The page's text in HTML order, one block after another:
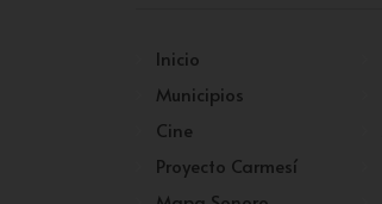
Inicio
Municipios
Cine
Proyecto Carmesí